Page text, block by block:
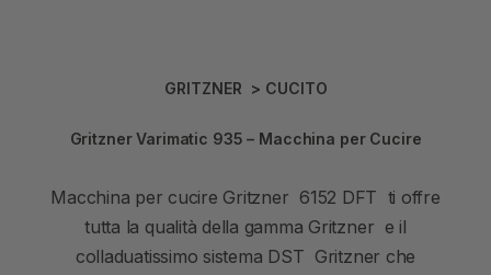
GRITZNER > CUCITO
Gritzner Varimatic 935 – Macchina per Cucire
Macchina per cucire Gritzner 6152 DFT ti offre
tutta la qualità della gamma Gritzner e il
colladuatissimo sistema DST Gritzner che